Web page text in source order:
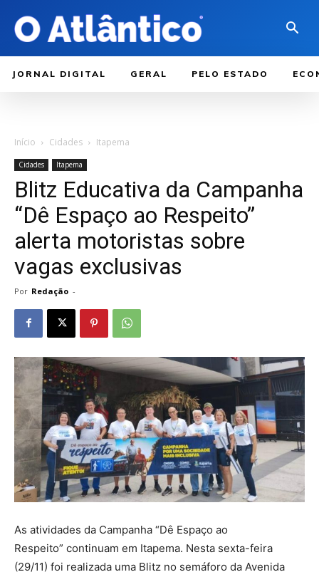
JORNAL DIGITAL GERAL PELO ESTADO
Início Cidades Itapema
Cidades Itapema
Blitz Educativa da Campanha
“Dê Espaço ao Respeito”
alerta motoristas sobre
vagas exclusivas
Por Redação -
As atividades da Campanha “Dê Espaço ao
Respeito” continuam em Itapema. Nesta sexta-feira
(29/11) foi realizada uma Blitz no semáforo da Avenida